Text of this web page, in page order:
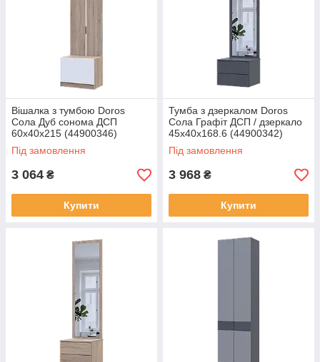
Вішалка з тумбою Doros
Сола Дуб сонома ДСП
60х40х215 (44900346)
Під замовлення
3 064 ₴
Купити
Тумба з дзеркалом Doros
Сола Графіт ДСП / дзеркало
45х40х168.6 (44900342)
Під замовлення
3 968 ₴
Купити